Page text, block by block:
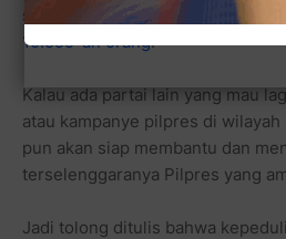
sedianya dipersiapkan untuk bisa
10.ooo-an orang.
Kalau ada partai lain yang mau
atau kampanye pilpres di wilayah
pun akan siap membantu dan
terselenggaranya Pilpres yang
Jadi tolong ditulis bahwa